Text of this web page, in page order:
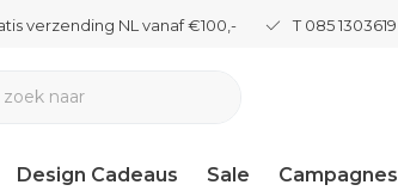
verzending NL vanaf €100,- T 085 1303619
Design Cadeaus Sale Campagnes